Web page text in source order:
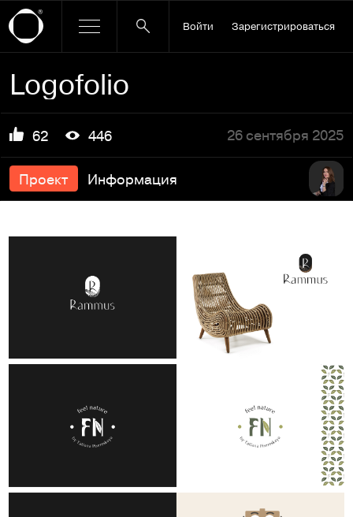
Войти Зарегистрироваться
Logofolio
62 446 26 сентября 2025
Проект Информация